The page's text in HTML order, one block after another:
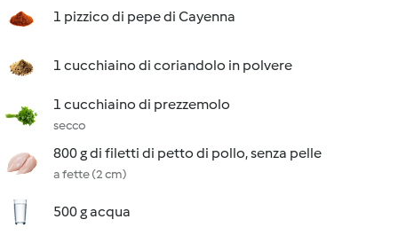
1 pizzico di pepe di Cayenna
1 cucchiaino di coriandolo in polvere
1 cucchiaino di prezzemolo
secco
800 g di filetti di petto di pollo, senza pelle
a fette (2 cm)
500 g acqua